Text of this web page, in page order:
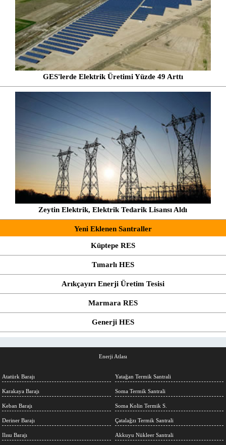
GES'lerde Elektrik Üretimi Yüzde 49 Arttı
Zeytin Elektrik, Elektrik Tedarik Lisansı Aldı
Yeni Eklenen Santraller
Küptepe RES
Tımarlı HES
Arıkçayırı Enerji Üretim Tesisi
Marmara RES
Generji HES
Enerji Atlası
Atatürk Barajı
Karakaya Barajı
Keban Barajı
Deriner Barajı
Ilısu Barajı
Yatağan Termik Santrali
Soma Termik Santrali
Soma Kolin Termik S.
Çatalağzı Termik Santrali
Akkuyu Nükleer Santrali